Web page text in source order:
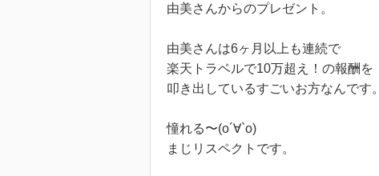
由美さんからのプレゼント。
由美さんは6ヶ月以上も連続で
楽天トラベルで10万超え！の報酬を
叩き出しているすごいお方なんです。
憧れる〜(о´∀`о)
まじリスペクトです。